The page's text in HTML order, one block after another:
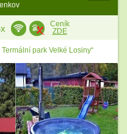
Ceník
ZDE
park Velké Losiny“